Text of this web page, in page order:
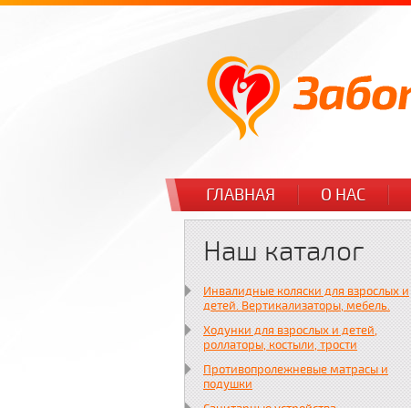
ГЛАВНАЯ О НАС
Наш каталог
Инвалидные коляски для взрослых и
детей. Вертикализаторы, мебель.
Ходунки для взрослых и детей,
роллаторы, костыли, трости
Противопролежневые матрасы и
подушки